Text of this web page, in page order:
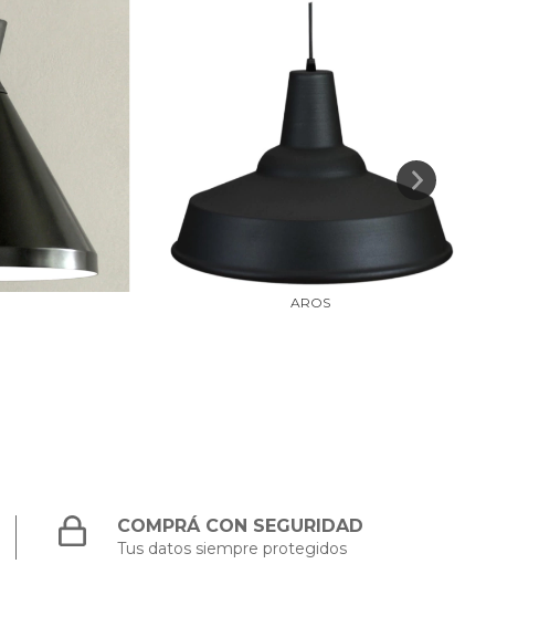
AROS
COMPRÁ CON SEGURIDAD
Tus datos siempre protegidos